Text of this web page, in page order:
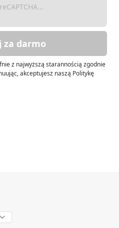
za darmo
z najwyższą starannością zgodnie
akceptujesz naszą Politykę